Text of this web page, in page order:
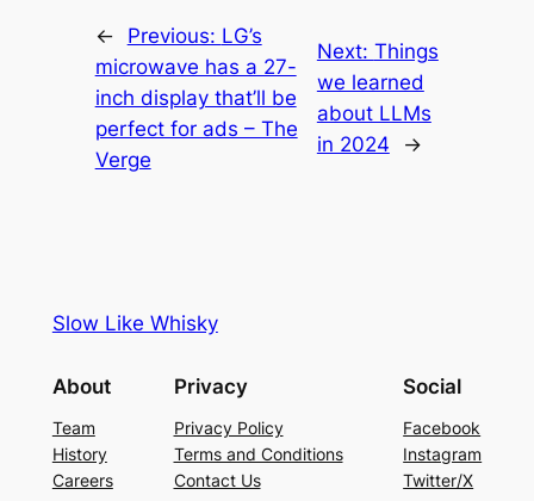
← Previous: LG’s
microwave has a 27-
inch display that’ll be
perfect for ads – The
Verge
Next: Things
we learned
about LLMs
in 2024
→
Slow Like Whisky
About
Team
History
Careers
Privacy
Privacy Policy
Terms and Conditions
Contact Us
Social
Facebook
Instagram
Twitter/X